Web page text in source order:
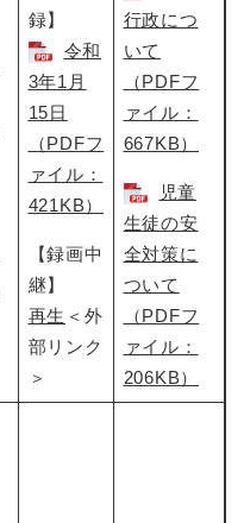
録】
令和
3年1月
15日​
（PDFフ
ァイル：
421KB）
【録画中
継】
再生 ＜外
部リンク
＞
行政につ
いて
（PDFフ
ァイル：
667KB）
児童
生徒の安
全対策に
ついて
（PDFフ
ァイル：
206KB）